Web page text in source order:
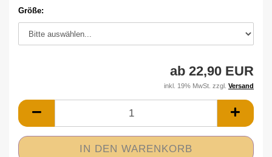
Größe:
ab 22,90 EUR
inkl. 19% MwSt. zzgl. Versand